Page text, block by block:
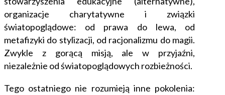
organizacje charytatywne i związki
światopoglądowe: od prawa do lewa, od
metafizyki do stylizacji, od racjonalizmu do magii.
Zwykle z gorącą misją, ale w przyjaźni,
niezależnie od światopoglądowych rozbieżności.
Tego ostatniego nie rozumieją inne pokolenia: